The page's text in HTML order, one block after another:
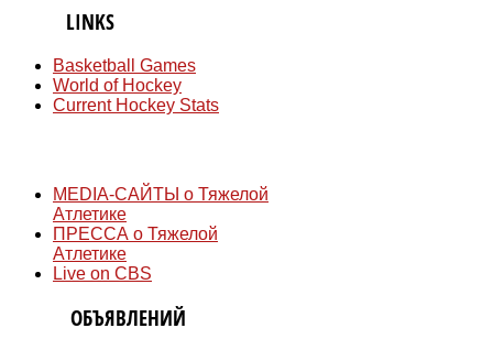
LINKS
Basketball Games
World of Hockey
Current Hockey Stats
MEDIA-САЙТЫ о Тяжелой
Атлетике
ПРЕССА о Тяжелой
Атлетике
Live on CBS
ОБЪЯВЛЕНИЙ